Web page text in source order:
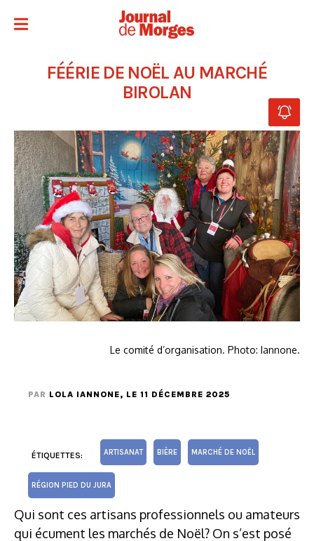
FÉÉRIE DE NOËL AU MARCHÉ
BIROLAN
Le comité d’organisation. Photo: Iannone.
PAR LOLA IANNONE, LE 11 DÉCEMBRE 2025
ÉTIQUETTES: ARTISANAT BIÈRE MARCHÉ DE NOËL
RÉGION PIED DU JURA
Qui sont ces artisans professionnels ou amateurs
qui écument les marchés de Noël? On s’est posé